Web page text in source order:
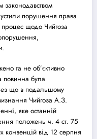
порушення права
процес щодо Чийгоза
та не об’єктивно
повинна була
що в подальшому
Чийгоза А.З.
яке останній
положень ч. 4 ст. 75
конвенцій від 12 серпня